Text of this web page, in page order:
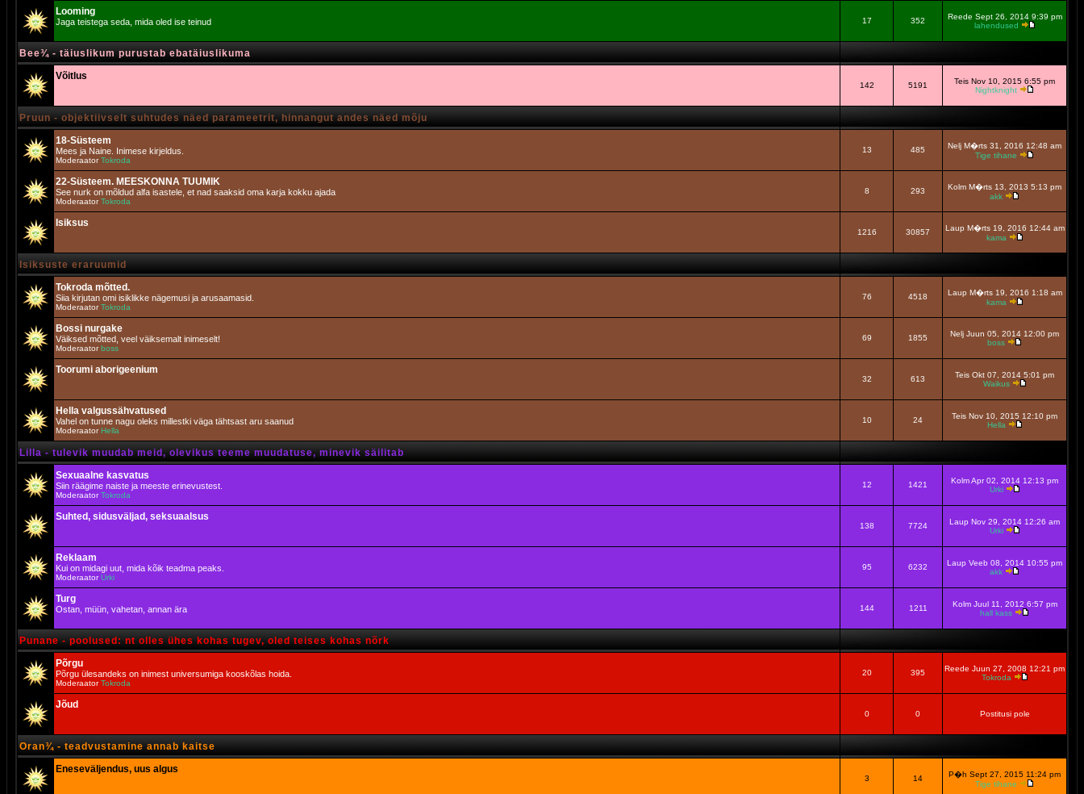
Looming
Jaga teistega seda, mida oled ise teinud 17 352
Reede Sept 26, 2014 9:39 pm
lahendused
Bee¾ - täiuslikum purustab ebatäiuslikuma
Võitlus
142 5191
Teis Nov 10, 2015 6:55 pm
Nightknight
Pruun - objektiivselt suhtudes näed parameetrit, hinnangut andes näed mõju
18-Süsteem
Mees ja Naine. Inimese kirjeldus.
ModeraatorTokroda
13 485
Nelj M�rts 31, 2016 12:48 am
Tige tihane
22-Süsteem. MEESKONNA TUUMIK
See nurk on mõldud alfa isastele, et nad saaksid oma karja kokku ajada
ModeraatorTokroda
8 293
Kolm M�rts 13, 2013 5:13 pm
akk
Isiksus
1216 30857
Laup M�rts 19, 2016 12:44 am
kama
Isiksuste eraruumid
Tokroda mõtted.
Siia kirjutan omi isiklikke nägemusi ja arusaamasid.
ModeraatorTokroda
76 4518
Laup M�rts 19, 2016 1:18 am
kama
Bossi nurgake
Väiksed mõtted, veel väiksemalt inimeselt!
Moderaatorboss
69 1855
Nelj Juun 05, 2014 12:00 pm
boss
Toorumi aborigeenium
32 613
Teis Okt 07, 2014 5:01 pm
Waikus
Hella valgussähvatused
Vahel on tunne nagu oleks millestki väga tähtsast aru saanud
Moderaator Hella
10 24
Teis Nov 10, 2015 12:10 pm
Hella
Lilla - tulevik muudab meid, olevikus teeme muudatuse, minevik säilitab
Sexuaalne kasvatus
Siin räägime naiste ja meeste erinevustest.
ModeraatorTokroda
12 1421
Kolm Apr 02, 2014 12:13 pm
Urki
Suhted, sidusväljad, seksuaalsus
138 7724
Laup Nov 29, 2014 12:26 am
Urki
Reklaam
Kui on midagi uut, mida kõik teadma peaks.
ModeraatorUrki
95 6232
Laup Veeb 08, 2014 10:55 pm
akk
Turg
Ostan, müün, vahetan, annan ära 144 1211
Kolm Juul 11, 2012 6:57 pm
hall kass
Punane - poolused: nt olles ühes kohas tugev, oled teises kohas nõrk
Põrgu
Põrgu ülesandeks on inimest universumiga kooskõlas hoida.
ModeraatorTokroda
20 395
Reede Juun 27, 2008 12:21 pm
Tokroda
Jõud
0 0 Postitusi pole
Oran¾ - teadvustamine annab kaitse
Eneseväljendus, uus algus
3 14
P�h Sept 27, 2015 11:24 pm
Tige tihane